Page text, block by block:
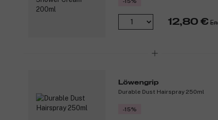
12,80 €
Löwengrip
Durable Dust Hairspray 250ml
-15%